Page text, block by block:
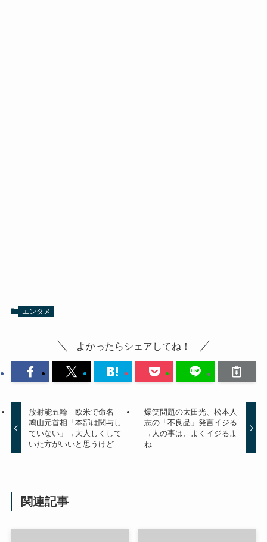
エンタメ
よかったらシェアしてね！
放射能五輪 欧米で命名
鳩山元首相「本部は関与し
ていない」→大人しくして
いた方がいいと思うけど
爆笑問題の太田光、松本人
志の「不良品」発言イジる
→人の事は、よくイジるよ
ね
関連記事